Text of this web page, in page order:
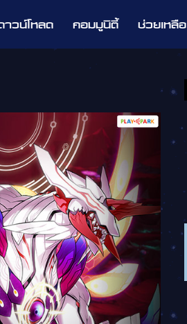
าวน์โหลด คอมมูนิตี้ ช่วยเหลือ